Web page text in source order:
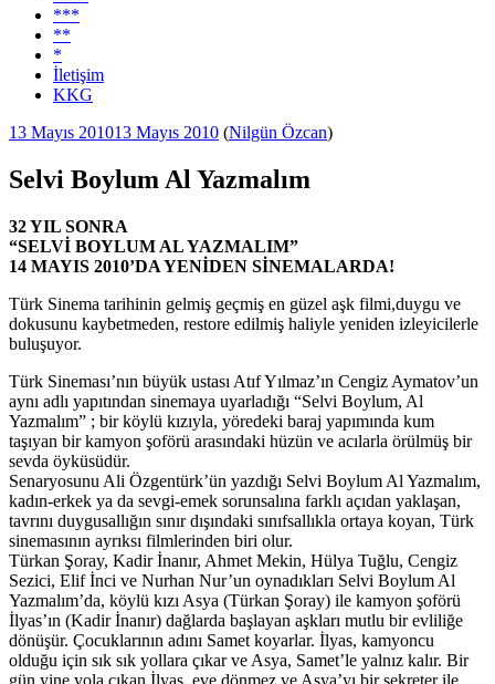
***
**
*
İletişim
KKG
Yayım
13 Mayıs 201013 Mayıs 2010 (Nilgün Özcan)
Selvi Boylum Al Yazmalım
32 YIL SONRA
“SELVİ BOYLUM AL YAZMALIM”
14 MAYIS 2010’DA YENİDEN SİNEMALARDA!
Türk Sinema tarihinin gelmiş geçmiş en güzel aşk filmi,duygu ve
dokusunu kaybetmeden, restore edilmiş haliyle yeniden izleyicilerle
buluşuyor.
Türk Sineması’nın büyük ustası Atıf Yılmaz’ın Cengiz Aymatov’un
aynı adlı yapıtından sinemaya uyarladığı “Selvi Boylum, Al
Yazmalım” ; bir köylü kızıyla, yöredeki baraj yapımında kum
taşıyan bir kamyon şoförü arasındaki hüzün ve acılarla örülmüş bir
sevda öyküsüdür.
Senaryosunu Ali Özgentürk’ün yazdığı Selvi Boylum Al Yazmalım,
kadın-erkek ya da sevgi-emek sorunsalına farklı açıdan yaklaşan,
tavrını duygusallığın sınır dışındaki sınıfsallıkla ortaya koyan, Türk
sinemasının ayrıksı filmlerinden biri olur.
Türkan Şoray, Kadir İnanır, Ahmet Mekin, Hülya Tuğlu, Cengiz
Sezici, Elif İnci ve Nurhan Nur’un oynadıkları Selvi Boylum Al
Yazmalım’da, köylü kızı Asya (Türkan Şoray) ile kamyon şoförü
İlyas’ın (Kadir İnanır) dağlarda başlayan aşkları mutlu bir evliliğe
dönüşür. Çocuklarının adını Samet koyarlar. İlyas, kamyoncu
olduğu için sık sık yollara çıkar ve Asya, Samet’le yalnız kalır. Bir
gün yine yola çıkan İlyas, eve dönmez ve Asya’yı bir sekreter ile